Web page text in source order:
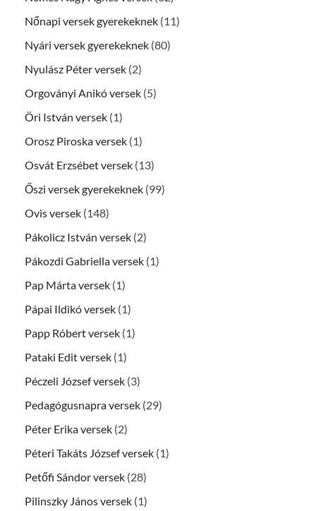
Nőnapi versek gyerekeknek (11)
Nyári versek gyerekeknek (80)
Nyulász Péter versek (2)
Orgoványi Anikó versek (5)
Öri István versek (1)
Orosz Piroska versek (1)
Osvát Erzsébet versek (13)
Őszi versek gyerekeknek (99)
Ovis versek (148)
Pákolicz István versek (2)
Pákozdi Gabriella versek (1)
Pap Márta versek (1)
Pápai Ildikó versek (1)
Papp Róbert versek (1)
Pataki Edit versek (1)
Péczeli József versek (3)
Pedagógusnapra versek (29)
Péter Erika versek (2)
Péteri Takáts József versek (1)
Petőfi Sándor versek (28)
Pilinszky János versek (1)